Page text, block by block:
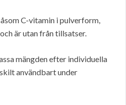
C-vitamin i pulverform,
är utan från tillsatser.
mängden efter individuella
användbart under